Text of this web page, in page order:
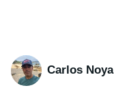
Carlos Noya